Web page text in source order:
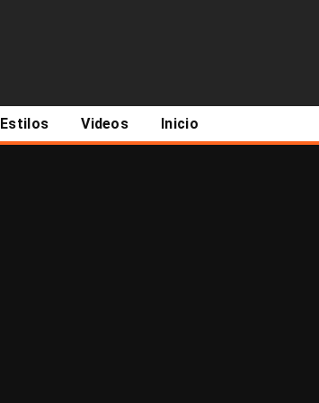
Estilos Videos Inicio